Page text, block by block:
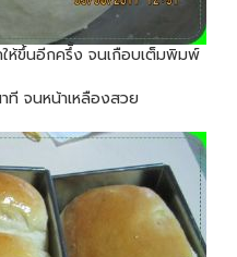
ห้ขึ้นอีกครึั้ง จนเกือบเต็มพิมพ์
จนหน้าเหลืองสวย